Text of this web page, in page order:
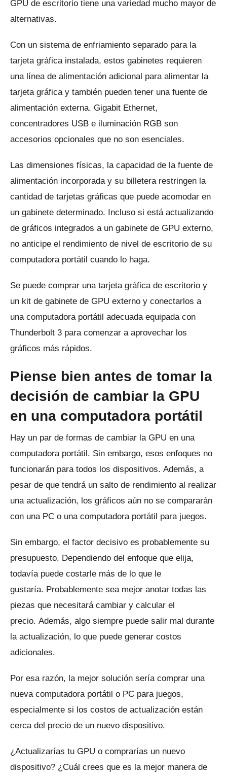
GPU de escritorio tiene una variedad mucho mayor de
alternativas.
Con un sistema de enfriamiento separado para la
tarjeta gráfica instalada, estos gabinetes requieren
una línea de alimentación adicional para alimentar la
tarjeta gráfica y también pueden tener una fuente de
alimentación externa. Gigabit Ethernet,
concentradores USB e iluminación RGB son
accesorios opcionales que no son esenciales.
Las dimensiones físicas, la capacidad de la fuente de
alimentación incorporada y su billetera restringen la
cantidad de tarjetas gráficas que puede acomodar en
un gabinete determinado. Incluso si está actualizando
de gráficos integrados a un gabinete de GPU externo,
no anticipe el rendimiento de nivel de escritorio de su
computadora portátil cuando lo haga.
Se puede comprar una tarjeta gráfica de escritorio y
un kit de gabinete de GPU externo y conectarlos a
una computadora portátil adecuada equipada con
Thunderbolt 3 para comenzar a aprovechar los
gráficos más rápidos.
Piense bien antes de tomar la
decisión de cambiar la GPU
en una computadora portátil
Hay un par de formas de cambiar la GPU en una
computadora portátil. Sin embargo, esos enfoques no
funcionarán para todos los dispositivos. Además, a
pesar de que tendrá un salto de rendimiento al realizar
una actualización, los gráficos aún no se compararán
con una PC o una computadora portátil para juegos.
Sin embargo, el factor decisivo es probablemente su
presupuesto. Dependiendo del enfoque que elija,
todavía puede costarle más de lo que le
gustaría. Probablemente sea mejor anotar todas las
piezas que necesitará cambiar y calcular el
precio. Además, algo siempre puede salir mal durante
la actualización, lo que puede generar costos
adicionales.
Por esa razón, la mejor solución sería comprar una
nueva computadora portátil o PC para juegos,
especialmente si los costos de actualización están
cerca del precio de un nuevo dispositivo.
¿Actualizarías tu GPU o comprarías un nuevo
dispositivo? ¿Cuál crees que es la mejor manera de